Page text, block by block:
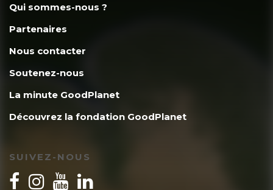
Qui sommes-nous ?
Partenaires
Nous contacter
Soutenez-nous
La minute GoodPlanet
Découvrez la fondation GoodPlanet
SUIVEZ-NOUS